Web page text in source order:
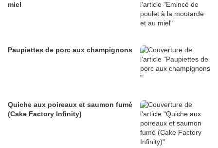
miel
Paupiettes de porc aux champignons
Quiche aux poireaux et saumon fumé
(Cake Factory Infinity)